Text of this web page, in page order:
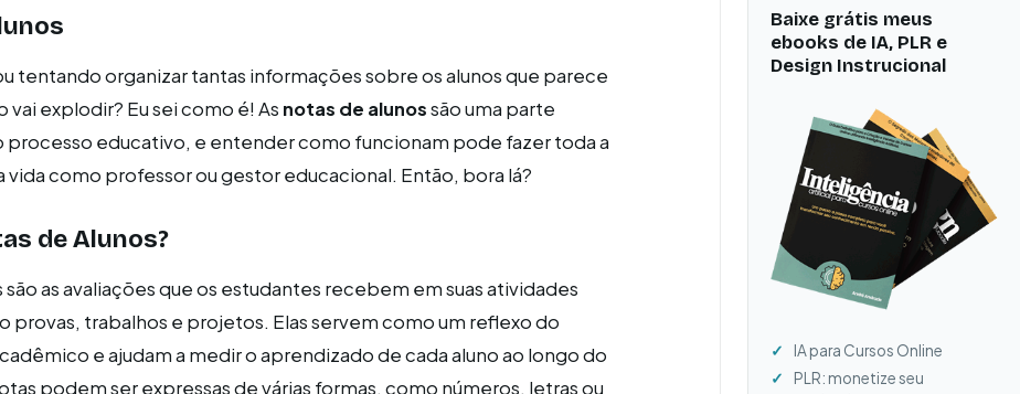
tentando organizar tantas informações sobre os alunos que parece
vai explodir? Eu sei como é! As notas de alunossão uma parte
processo educativo, e entender como funcionam pode fazer toda a
vida como professor ou gestor educacional. Então, bora lá?
de Alunos?
são as avaliações que os estudantes recebem em suas atividades
provas, trabalhos e projetos. Elas servem como um reflexo do
e ajudam a medir o aprendizado de cada aluno ao longo do
podem ser expressas de várias formas, como números, letras ou
Baixe grátis meus
ebooks de IA, PLR e
Design Instrucional
IA para Cursos Online
PLR: monetize seu